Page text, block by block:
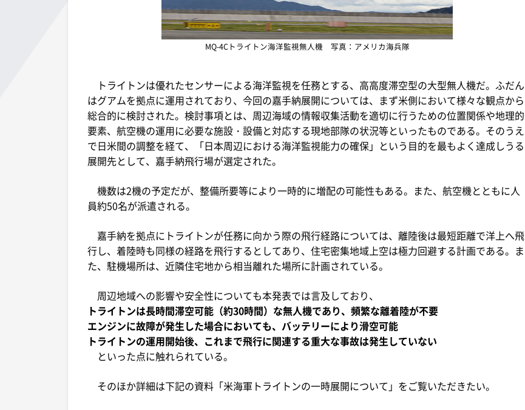
MQ-4Cトライトン海洋監視無人機 写真：アメリカ海兵隊
トライトンは優れたセンサーによる海洋監視を任務とする、高高度滞空型の大型無人機だ。ふだん
はグアムを拠点に運用されており、今回の嘉手納展開については、まず米側において様々な観点から
総合的に検討された。検討事項とは、周辺海域の情報収集活動を適切に行うための位置関係や地理的
要素、航空機の運用に必要な施設・設備と対応する現地部隊の状況等といったものである。そのうえ
で日米間の調整を経て、「日本周辺における海洋監視能力の確保」という目的を最もよく達成しうる
展開先として、嘉手納飛行場が選定された。
機数は2機の予定だが、整備所要等により一時的に増配の可能性もある。また、航空機とともに人
員約50名が派遣される。
嘉手納を拠点にトライトンが任務に向かう際の飛行経路については、離陸後は最短距離で洋上へ飛
行し、着陸時も同様の経路を飛行するとしてあり、住宅密集地域上空は極力回避する計画である。ま
た、駐機場所は、近隣住宅地から相当離れた場所に計画されている。
周辺地域への影響や安全性についても本発表では言及しており、
トライトンは長時間滞空可能（約30時間）な無人機であり、頻繁な離着陸が不要
エンジンに故障が発生した場合においても、バッテリーにより滑空可能
トライトンの運用開始後、これまで飛行に関連する重大な事故は発生していない
といった点に触れられている。
そのほか詳細は下記の資料「米海軍トライトンの一時展開について」をご覧いただきたい。